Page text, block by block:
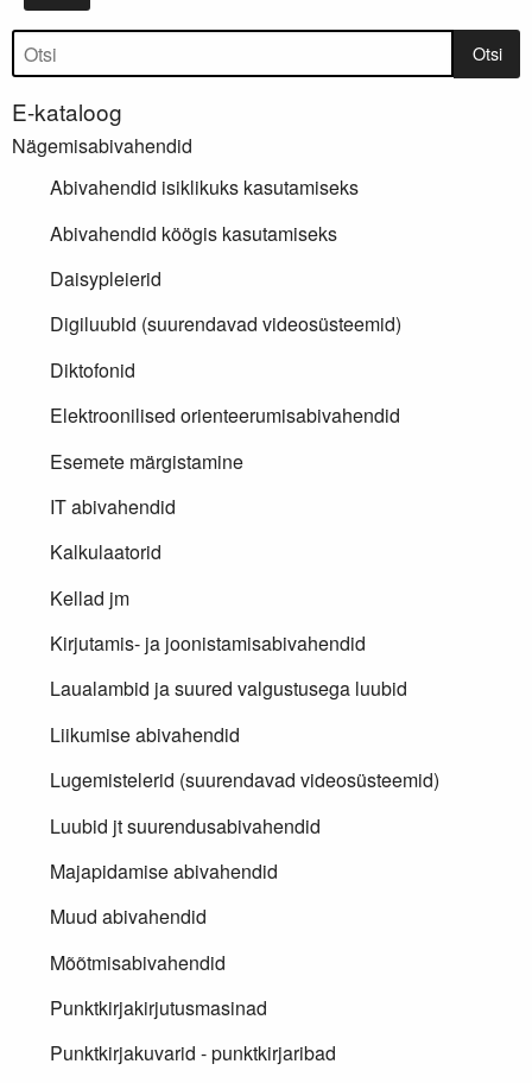
Tootepuu Otsi
E-kataloog
Nägemisabivahendid
Abivahendid isiklikuks kasutamiseks
Abivahendid köögis kasutamiseks
Daisypleierid
Digiluubid (suurendavad videosüsteemid)
Diktofonid
Elektroonilised orienteerumisabivahendid
Esemete märgistamine
IT abivahendid
Kalkulaatorid
Kellad jm
Kirjutamis- ja joonistamisabivahendid
Laualambid ja suured valgustusega luubid
Liikumise abivahendid
Lugemistelerid (suurendavad videosüsteemid)
Luubid jt suurendusabivahendid
Majapidamise abivahendid
Muud abivahendid
Mõõtmisabivahendid
Punktkirjakirjutusmasinad
Punktkirjakuvarid - punktkirjaribad